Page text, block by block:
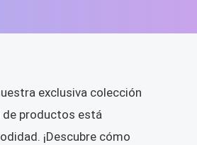
exclusiva colección
de productos está
¡Descubre cómo